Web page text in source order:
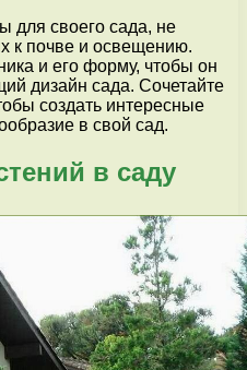
для своего сада, не
к почве и освещению.
и его форму, чтобы он
дизайн сада. Сочетайте
создать интересные
в свой сад.
в саду